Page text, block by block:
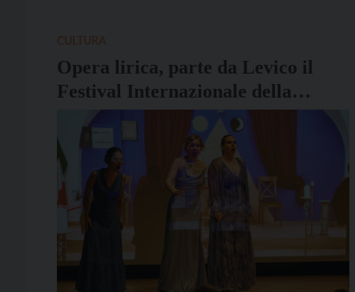
Opera lirica, parte da Levico il
Festival Internazionale della
Valsugana e della Vigolana